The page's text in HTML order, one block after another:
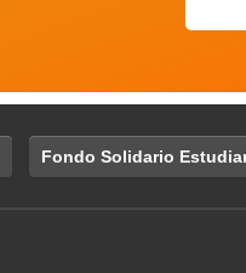
Fondo Solidario